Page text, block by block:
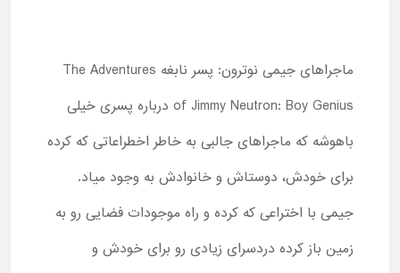
ماجراهای جیمی نوترون: پسر نابغه The Adventures
of Jimmy Neutron: Boy Genius درباره پسری خیلی
باهوشه که ماجراهای جالبی به خاطر اخطراعاتی که کرده
برای خودش، دوستاش و خانوادش به وجود میاد.
جیمی با اختراعی که کرده و راه موجودات فضایی رو به
زمین باز کرده دردسرای زیادی رو برای خودش و